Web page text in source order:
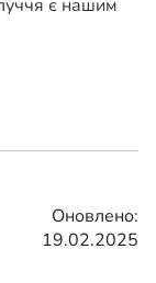
є нашим
Оновлено:
19.02.2025